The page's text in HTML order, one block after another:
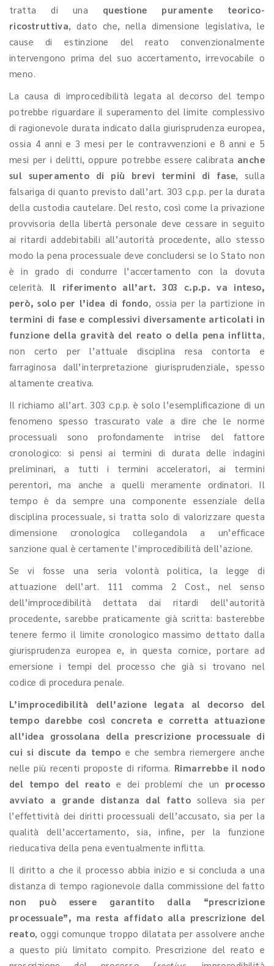
tratta di una questione puramente teorico-
ricostruttiva, dato che, nella dimensione legislativa, le
cause di estinzione del reato convenzionalmente
intervengono prima del suo accertamento, irrevocabile o
meno.
La causa di improcedibilità legata al decorso del tempo
potrebbe riguardare il superamento del limite complessivo
di ragionevole durata indicato dalla giurisprudenza europea,
ossia 4 anni e 3 mesi per le contravvenzioni e 8 anni e 5
mesi per i delitti, oppure potrebbe essere calibrata anche
sul superamento di più brevi termini di fase, sulla
falsariga di quanto previsto dall’art. 303 c.p.p. per la durata
della custodia cautelare. Del resto, così come la privazione
provvisoria della libertà personale deve cessare in seguito
ai ritardi addebitabili all’autorità procedente, allo stesso
modo la pena processuale deve concludersi se lo Stato non
è in grado di condurre l’accertamento con la dovuta
celerità. Il riferimento all’art. 303 c.p.p. va inteso,
però, solo per l’idea di fondo, ossia per la partizione in
termini di fase e complessivi diversamente articolati in
funzione della gravità del reato o della pena inflitta,
non certo per l’attuale disciplina resa contorta e
farraginosa dall’interpretazione giurisprudenziale, spesso
altamente creativa.
Il richiamo all’art. 303 c.p.p. è solo l’esemplificazione di un
fenomeno spesso trascurato vale a dire che le norme
processuali sono profondamente intrise del fattore
cronologico: si pensi ai termini di durata delle indagini
preliminari, a tutti i termini acceleratori, ai termini
perentori, ma anche a quelli meramente ordinatori. Il
tempo è da sempre una componente essenziale della
disciplina processuale, si tratta solo di valorizzare questa
dimensione cronologica collegandola a un’efficace
sanzione qual è certamente l’improcedibilità dell’azione.
Se vi fosse una seria volontà politica, la legge di
attuazione dell’art. 111 comma 2 Cost., nel senso
dell’improcedibilità dettata dai ritardi dell’autorità
procedente, sarebbe praticamente già scritta: basterebbe
tenere fermo il limite cronologico massimo dettato dalla
giurisprudenza europea e, in questa cornice, portare ad
emersione i tempi del processo che già si trovano nel
codice di procedura penale.
L’improcedibilità dell’azione legata al decorso del
tempo darebbe così concreta e corretta attuazione
all’idea grossolana della prescrizione processuale di
cui si discute da tempo e che sembra riemergere anche
nelle più recenti proposte di riforma. Rimarrebbe il nodo
del tempo del reato e dei problemi che un processo
avviato a grande distanza dal fatto solleva sia per
l’effettività dei diritti processuali dell’accusato, sia per la
qualità dell’accertamento, sia, infine, per la funzione
rieducativa della pena eventualmente inflitta.
Il diritto a che il processo abbia inizio e si concluda a una
distanza di tempo ragionevole dalla commissione del fatto
non può essere garantito dalla “prescrizione
processuale”, ma resta affidato alla prescrizione del
reato, oggi comunque troppo dilatata per assolvere anche
a questo più limitato compito. Prescrizione del reato e